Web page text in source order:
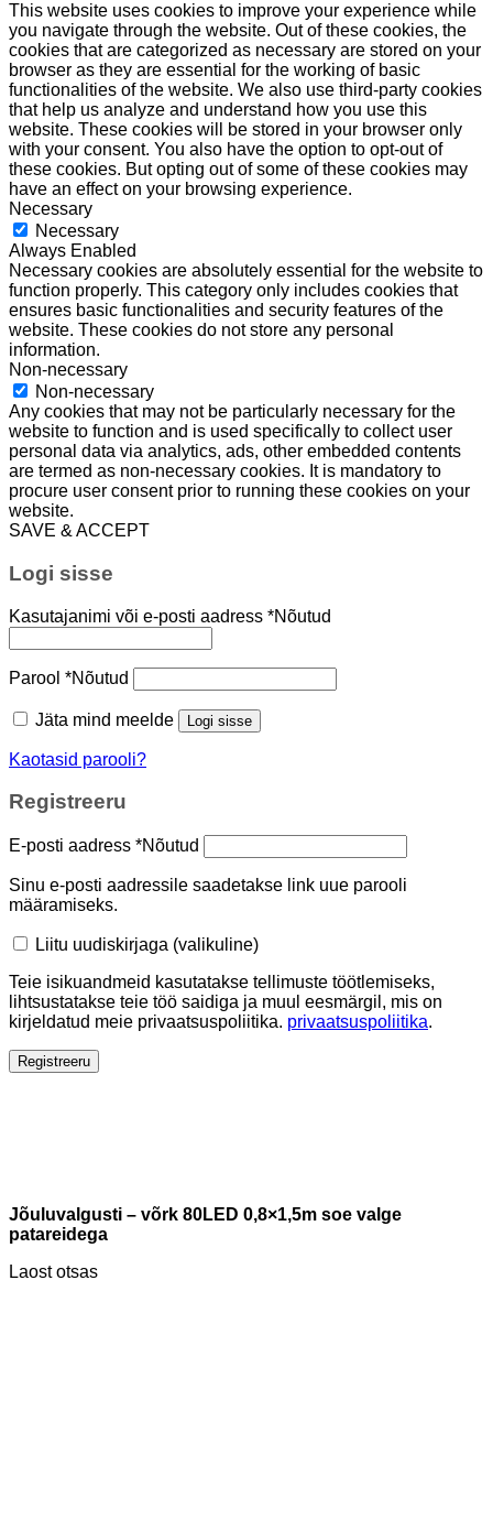
This website uses cookies to improve your experience while
you navigate through the website. Out of these cookies, the
cookies that are categorized as necessary are stored on your
browser as they are essential for the working of basic
functionalities of the website. We also use third-party cookies
that help us analyze and understand how you use this
website. These cookies will be stored in your browser only
with your consent. You also have the option to opt-out of
these cookies. But opting out of some of these cookies may
have an effect on your browsing experience.
Necessary
Necessary
Always Enabled
Necessary cookies are absolutely essential for the website to
function properly. This category only includes cookies that
ensures basic functionalities and security features of the
website. These cookies do not store any personal
information.
Non-necessary
Non-necessary
Any cookies that may not be particularly necessary for the
website to function and is used specifically to collect user
personal data via analytics, ads, other embedded contents
are termed as non-necessary cookies. It is mandatory to
procure user consent prior to running these cookies on your
website.
SAVE & ACCEPT
Logi sisse
Kasutajanimi või e-posti aadress *Nõutud
Parool *Nõutud
Jäta mind meelde Logi sisse
Kaotasid parooli?
Registreeru
E-posti aadress *Nõutud
Sinu e-posti aadressile saadetakse link uue parooli
määramiseks.
Liitu uudiskirjaga (valikuline)
Teie isikuandmeid kasutatakse tellimuste töötlemiseks,
lihtsustatakse teie töö saidiga ja muul eesmärgil, mis on
kirjeldatud meie privaatsuspoliitika. privaatsuspoliitika.
Registreeru
Jõuluvalgusti – võrk 80LED 0,8×1,5m soe valge
patareidega
Laost otsas